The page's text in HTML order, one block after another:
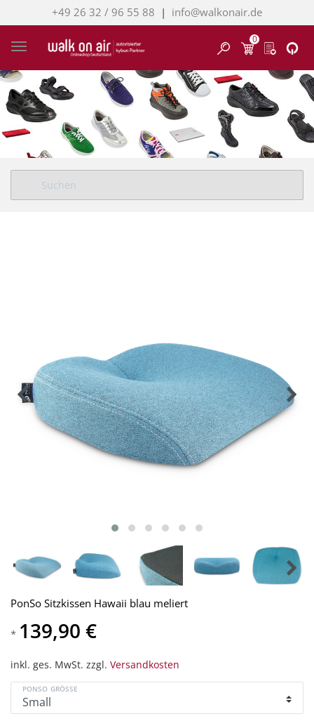
+49 26 32 / 96 55 88 | info@walkonair.de
Toggle navigation Finden
0
PonSo Sitzkissen Hawaii blau meliert
* 139,90 €
inkl. ges. MwSt. zzgl. Versandkosten
PONSO GRÖSSE